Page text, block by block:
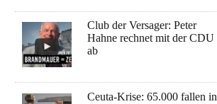
Club der Versager: Peter
Hahne rechnet mit der CDU
ab
Ceuta-Krise: 65.000 fallen in